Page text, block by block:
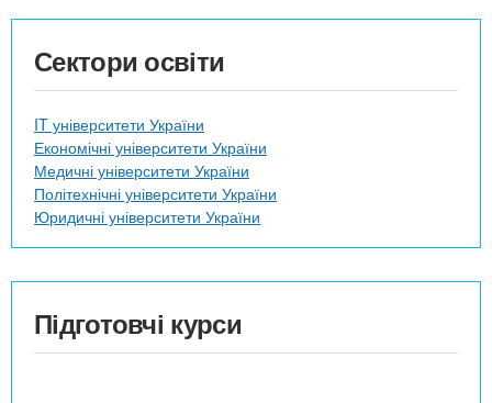
Сектори освіти
IT університети України
Економічні університети України
Медичні університети України
Політехнічні університети України
Юридичні університети України
Підготовчі курси